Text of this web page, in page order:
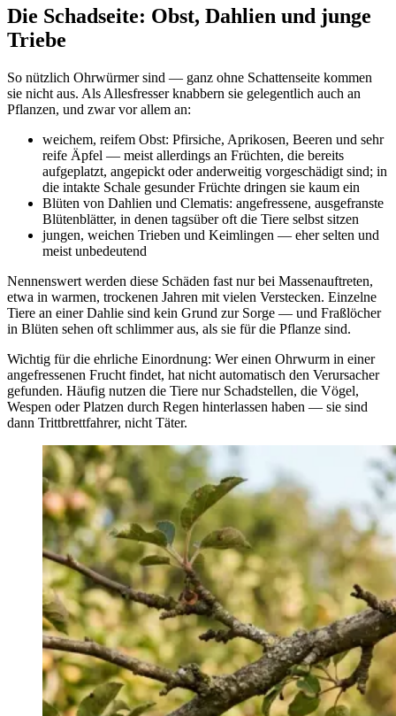
Die Schadseite: Obst, Dahlien und junge
Triebe
So nützlich Ohrwürmer sind — ganz ohne Schattenseite kommen
sie nicht aus. Als Allesfresser knabbern sie gelegentlich auch an
Pflanzen, und zwar vor allem an:
weichem, reifem Obst: Pfirsiche, Aprikosen, Beeren und sehr
reife Äpfel — meist allerdings an Früchten, die bereits
aufgeplatzt, angepickt oder anderweitig vorgeschädigt sind; in
die intakte Schale gesunder Früchte dringen sie kaum ein
Blüten von Dahlien und Clematis: angefressene, ausgefranste
Blütenblätter, in denen tagsüber oft die Tiere selbst sitzen
jungen, weichen Trieben und Keimlingen — eher selten und
meist unbedeutend
Nennenswert werden diese Schäden fast nur bei Massenauftreten,
etwa in warmen, trockenen Jahren mit vielen Verstecken. Einzelne
Tiere an einer Dahlie sind kein Grund zur Sorge — und Fraßlöcher
in Blüten sehen oft schlimmer aus, als sie für die Pflanze sind.
Wichtig für die ehrliche Einordnung: Wer einen Ohrwurm in einer
angefressenen Frucht findet, hat nicht automatisch den Verursacher
gefunden. Häufig nutzen die Tiere nur Schadstellen, die Vögel,
Wespen oder Platzen durch Regen hinterlassen haben — sie sind
dann Trittbrettfahrer, nicht Täter.